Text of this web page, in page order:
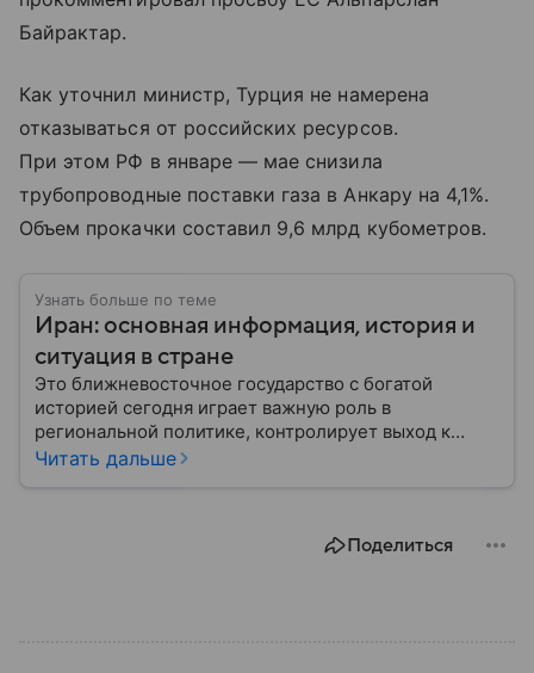
Байрактар.
Как уточнил министр, Турция не намерена
отказываться от российских ресурсов.
При этом РФ в январе — мае снизила
трубопроводные поставки газа в Анкару на 4,1%.
Объем прокачки составил 9,6 млрд кубометров.
Узнать больше по теме
Иран: основная информация, история и
ситуация в стране
Это ближневосточное государство с богатой
историей сегодня играет важную роль в
региональной политике, контролирует выход к
Персидскому заливу и Ормузскому проливу, а также
Читать дальше
Поделиться